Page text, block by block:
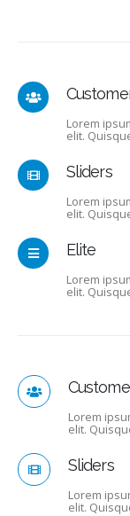
Lorem
elit.
Sliders
Lorem
elit.
Elite
Lorem
elit.
Lorem
elit.
Sliders
Lorem
elit.